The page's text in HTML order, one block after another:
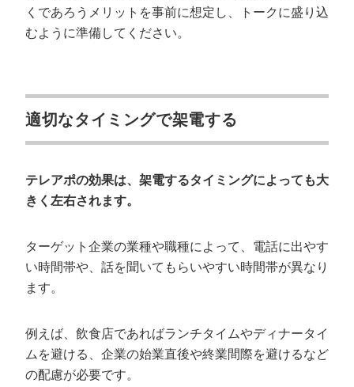
くであろうメリットを事前に想定し、トークに盛り込
むように準備してください。
適切なタイミングで架電する
テレアポの効果は、架電するタイミングによっても大
きく左右されます。
ターゲット企業の業種や職種によって、電話に出やす
い時間帯や、話を聞いてもらいやすい時間帯が異なり
ます。
例えば、飲食店であればランチタイムやディナータイ
ムを避ける、企業の始業直後や終業間際を避けるなど
の配慮が必要です。